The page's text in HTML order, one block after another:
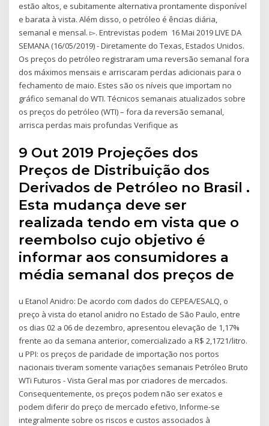
estão altos, e subitamente alternativa prontamente disponível
e barata à vista. Além disso, o petróleo é ências diária,
semanal e mensal. ▻. Entrevistas podem 16 Mai 2019 LIVE DA
SEMANA (16/05/2019) - Diretamente do Texas, Estados Unidos.
Os preços do petróleo registraram uma reversão semanal fora
dos máximos mensais e arriscaram perdas adicionais para o
fechamento de maio. Estes são os níveis que importam no
gráfico semanal do WTI. Técnicos semanais atualizados sobre
os preços do petróleo (WTI) – fora da reversão semanal,
arrisca perdas mais profundas Verifique as
9 Out 2019 Projeções dos
Preços de Distribuição dos
Derivados de Petróleo no Brasil .
Esta mudança deve ser
realizada tendo em vista que o
reembolso cujo objetivo é
informar aos consumidores a
média semanal dos preços de
u Etanol Anidro: De acordo com dados do CEPEA/ESALQ, o
preço à vista do etanol anidro no Estado de São Paulo, entre
os dias 02 a 06 de dezembro, apresentou elevação de 1,17%
frente ao da semana anterior, comercializado a R$ 2,1721/litro.
u PPI: os preços de paridade de importação nos portos
nacionais tiveram somente variações semanais Petróleo Bruto
WTi Futuros - Vista Geral mas por criadores de mercados.
Consequentemente, os preços podem não ser exatos e
podem diferir do preço de mercado efetivo, Informe-se
integralmente sobre os riscos e custos associados à